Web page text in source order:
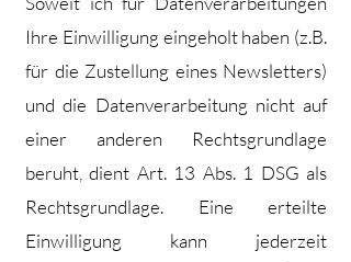
Ihre Einwilligung eingeholt haben (z.B.
für die Zustellung eines Newsletters)
und die Datenverarbeitung nicht auf
einer anderen Rechtsgrundlage
beruht, dient Art. 13 Abs. 1 DSG als
Rechtsgrundlage. Eine erteilte
Einwilligung kann jederzeit